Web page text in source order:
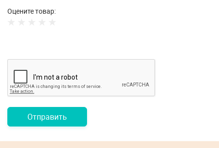
Оцените товар:
Отправить